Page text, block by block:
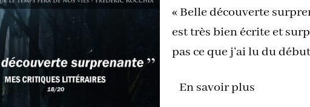
« Belle découverte
est très bien écrite et
pas ce que j’ai lu du
En savoir plus